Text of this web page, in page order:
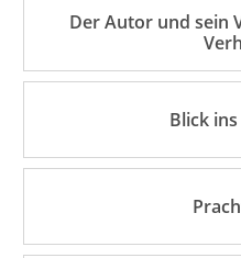
Der Autor und sein
Blick